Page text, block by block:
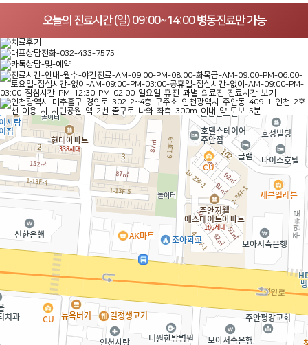
오늘의 진료시간 (일) 09:00~14:00 병동진료만 가능